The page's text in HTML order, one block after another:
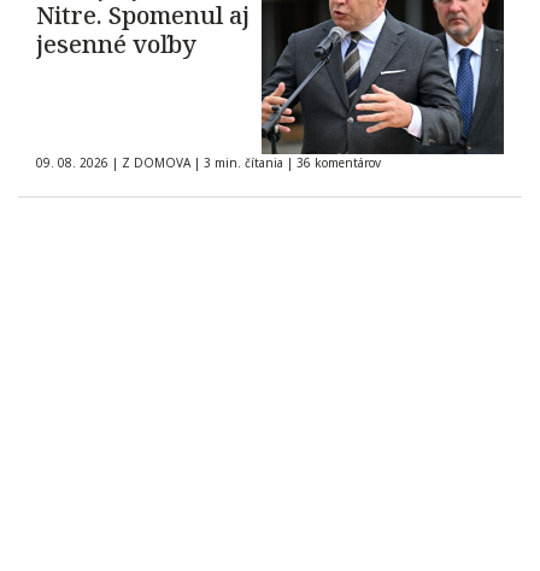
Nitre. Spomenul aj
jesenné voľby
09. 08. 2026 | Z DOMOVA | 3 min. čítania | 36 komentárov